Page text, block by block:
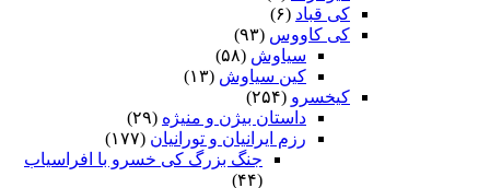
کی قباد (۶)
کی کاووس (۹۳)
سیاوش (۵۸)
کین سیاوش (۱۳)
کیخسرو (۲۵۴)
داستان بیژن و منیژه (۲۹)
رزم ایرانیان و تورانیان (۱۷۷)
جنگ بزرگ کی خسرو با افراسیاب
(۴۴)